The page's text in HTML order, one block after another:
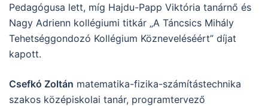
Pedagógusa lett, míg Hajdu-Papp Viktória tanárnő és
Nagy Adrienn kollégiumi titkár „A Táncsics Mihály
Tehetséggondozó Kollégium Közneveléséért” díjat
kapott.
Csefkó Zoltán matematika-fizika-számítástechnika
szakos középiskolai tanár, programtervező